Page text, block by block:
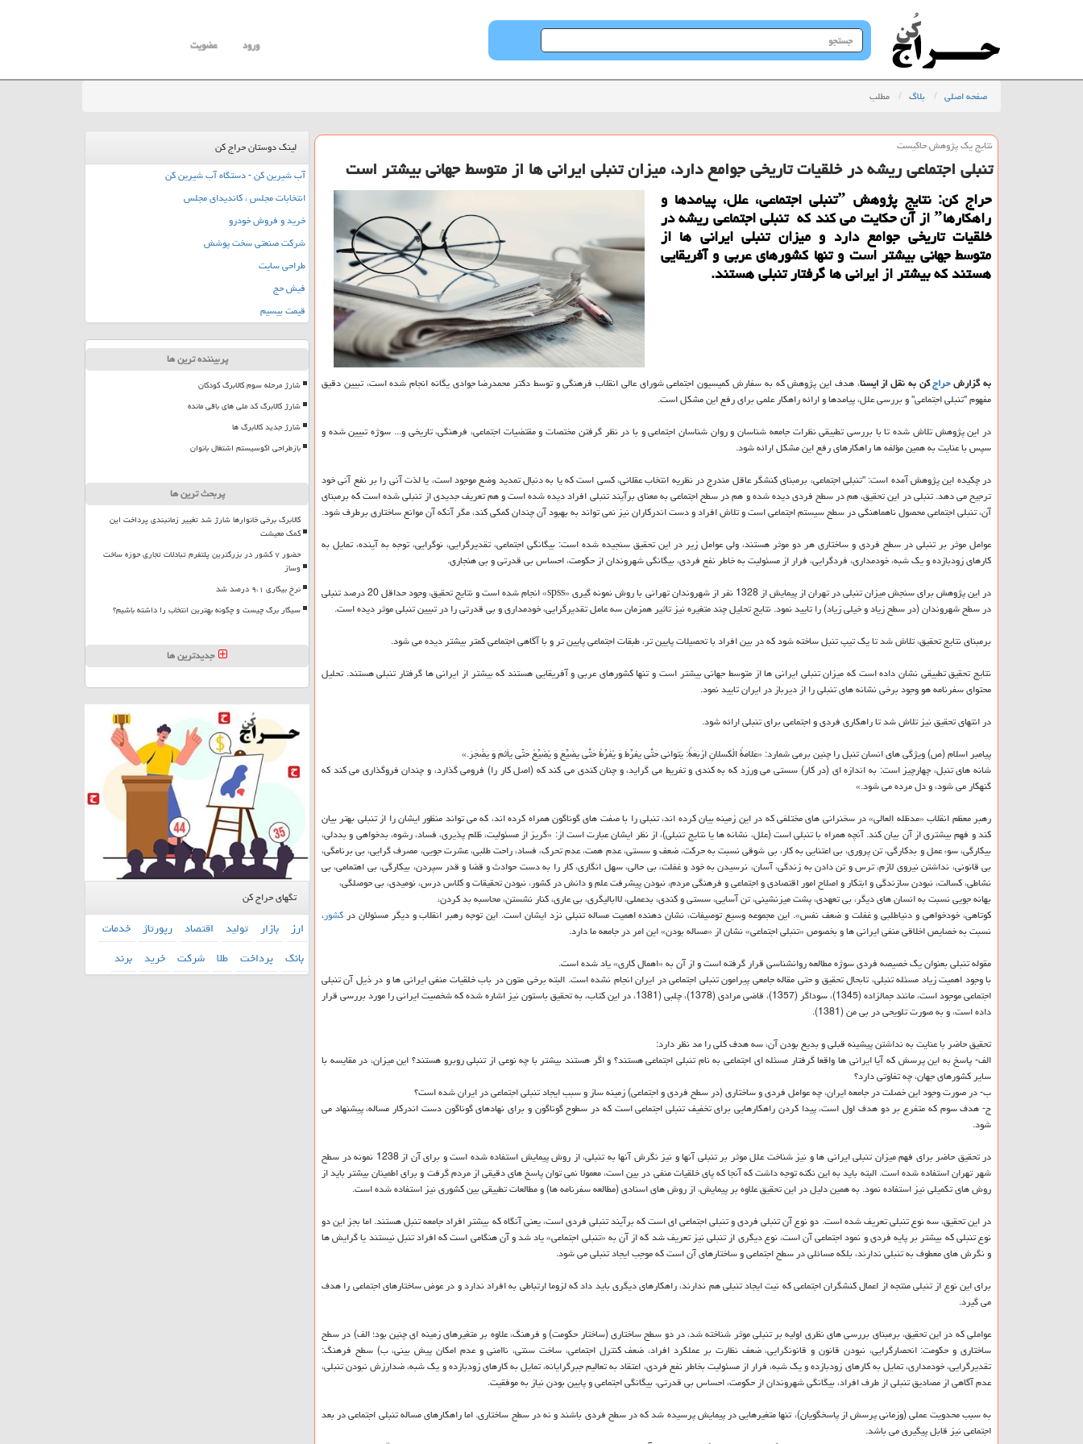
جستجو
در
ورود عضویت
صفحه اصلی بلاگ مطلب
نتایج یك پژوهش حاكیست
تنبلی اجتماعی ریشه در خلقیات تاریخی جوامع دارد، میزان تنبلی ایرانی ها از متوسط جهانی بیشتر است
حراج كن: نتایج پژوهش ˮتنبلی اجتماعی، علل، پیامدها و
راهكارهاˮ از آن حكایت می كند كه تنبلی اجتماعی ریشه در
خلقیات تاریخی جوامع دارد و میزان تنبلی ایرانی ها از
متوسط جهانی بیشتر است و تنها كشورهای عربی و آفریقایی
هستند كه بیشتر از ایرانی ها گرفتار تنبلی هستند.
به گزارشحراجكن به نقل از ایسنا، هدف این پژوهش كه به سفارش كمیسیون اجتماعی شورای عالی انقلاب فرهنگی و توسط دكتر محمدرضا جوادی یگانه انجام شده است، تبیین دقیق
مفهوم "تنبلی اجتماعی" و بررسی علل، پیامدها و ارائه راهكار علمی برای رفع این مشكل است.
در این پژوهش تلاش شده تا با بررسی تطبیقی نظرات جامعه شناسان و روان شناسان اجتماعی و با در نظر گرفتن مختصات و مقتضیات اجتماعی، فرهنگی، تاریخی و... سوژه تبیین شده و
سپس با عنایت به همین مؤلفه ها راهكارهای رفع این مشكل ارائه شود.
در چكیده این پژوهش آمده است: "تنبلی اجتماعی، برمبنای كنشگر عاقل مندرج در نظریه انتخاب عقلانی، كسی است كه یا به دنبال تمدید وضع موجود است، یا لذت آنی را بر نفع آنی خود
ترجیح می دهد. تنبلی در این تحقیق، هم در سطح فردی دیده شده و هم در سطح اجتماعی به معنای برآیند تنبلی افراد دیده شده است و هم تعریف جدیدی از تنبلی شده است كه برمبنای
آن، تنبلی اجتماعی محصول ناهماهنگی در سطح سیستم اجتماعی است و تلاش افراد و دست اندركاران نیز نمی تواند به بهبود آن چندان كمكی كند، مگر آنكه آن موانع ساختاری برطرف شود.
عوامل موثر بر تنبلی در سطح فردی و ساختاری هر دو موثر هستند، ولی عوامل زیر در این تحقیق سنجیده شده است: بیگانگی اجتماعی، تقدیرگرایی، نوگرایی، توجه به آینده، تمایل به
كارهای زودبازده و یك شبه، خودمداری، فردگرایی، فرار از مسئولیت به خاطر نفع فردی، بیگانگی شهروندان از حكومت، احساس بی قدرتی و بی هنجاری.
در این پژوهش برای سنجش میزان تنبلی در تهران از پیمایش از 1328 نفر از شهروندان تهرانی با روش نمونه گیری «spss» انجام شده است و نتایج تحقیق، وجود حداقل 20 درصد تنبلی
در سطح شهروندان (در سطح زیاد و خیلی زیاد) را تایید نمود. نتایج تحلیل چند متغیره نیز تاثیر همزمان سه عامل تقدیرگرایی، خودمداری و بی قدرتی را در تبیین تنبلی موثر دیده است.
برمبنای نتایج تحقیق، تلاش شد تا یك تیپ تنبل ساخته شود كه در بین افراد با تحصیلات پایین تر، طبقات اجتماعی پایین تر و با آگاهی اجتماعی كمتر بیشتر دیده می شود.
نتایج تحقیق تطبیقی نشان داده است كه میزان تنبلی ایرانی ها از متوسط جهانی بیشتر است و تنها كشورهای عربی و آفریقایی هستند كه بیشتر از ایرانی ها گرفتار تنبلی هستند. تحلیل
محتوای سفرنامه هو وجود برخی نشانه های تنبلی را از دیرباز در ایران تایید نمود.
در انتهای تحقیق نیز تلاش شد تا راهكاری فردی و اجتماعی برای تنبلی ارائه شود.
پیامبر اسلام (ص) ویژگی‏ های انسان تنبل را چنین برمی ‏شمارد: «عَلامَةُ الْكَسلانِ اَرْبَعَةٌ: یَتَوانی حَتّی یُفرِّطَ وَ یُفَرِّطُ حَتّی یُضَیِّعَ وَ یُضَیِّعُ حَتّی یَأثمَ وَ یَضْجَرَ.»
شانه های تنبل، چهارچیز است: به اندازه ‏ای (در كار) سستی می‏ ورزد كه به كندی و تفریط می ‏گراید، و چنان كندی می كند كه (اصل كار را) فرومی‏ گذارد، و چندان فروگذاری می ‏كند كه
گنه‏كار می شود، و دل مرده می شود.»
رهبر معظم انقلاب «مدظله العالی» در سخنرانی های مختلفی كه در این زمینه بیان كرده اند، تنبلی را با صفت های گوناگون همراه كرده اند، كه می تواند منظور ایشان را از تنبلی بهتر بیان
كند و فهم بیشتری از آن بیان كند. آنچه همراه با تنبلی است (علل، نشانه ها یا نتایج تنبلی)، از نظر ایشان عبارت است از: «گریز از مسئولیت، ظلم پذیری، فساد، رشوه، بدخواهی و بددلی،
بیكارگی، سوء عمل و بدكارگی، تن پروری، بی اعتنایی به كار، بی شوقی نسبت به حركت، ضعف و سستی، عدم همت، عدم تحرك، فساد، راحت طلبی، عشرت جویی، مصرف گرایی، بی برنامگی،
بی قانونی، نداشتن نیروی لازم، ترس و تن دادن به زندگی، آسان، نرسیدن به خود و غفلت، بی حالی، سهل انگاری، كار را به دست حوادث و قضا و قدر سپردن، بیكارگی، بی اهتمامی، بی
نشاطی، كسالت، نبودن سازندگی و ابتكار و اصلاح امور اقتصادی و اجتماعی و فرهنگی مردم، نبودن پیشرفت علم و دانش در كشور، نبودن تحقیقات و كلاس درس، نومیدی، بی حوصلگی،
بهانه جویی نسبت به انسان های دیگر، بی تعهدی، پشت میزنشینی، تن آسایی، سستی و كندی، بدعملی، لاابالیگری، بی عاری، كنار نشستن، محاسبه بد كردن،
كوتاهی، خودخواهی و دنیاطلبی و غفلت و ضعف نفس». این مجموعه وسیع توصیفات، نشان دهنده اهمیت مساله تنبلی نزد ایشان است. این توجه رهبر انقلاب و دیگر مسئولان دركشور،
نسبت به خصایص اخلاقی منفی ایرانی ها و بخصوص «تنبلی اجتماعی» نشان از «مساله بودن» این امر در جامعه ما دارد.
مقوله تنبلی بعنوان یك خصیصه فردی سوژه مطالعه روانشناسی قرار گرفته است و از آن به «اهمال كاری» یاد شده است.
با وجود اهمیت زیاد مسئله تنبلی، تابحال تحقیق و حتی مقاله جامعی پیرامون تنبلی اجتماعی در ایران انجام نشده است. البته برخی متون در باب خلقیات منفی ایرانی ها و در ذیل آن تنبلی
اجتماعی موجود است، مانند جمالزاده (1345)، سوداگر (1357)، قاضی مرادی (1378)، چلبی (1381، در این كتاب، به تحقیق باستون نیز اشاره شده كه شخصیت ایرانی را مورد بررسی قرار
داده است، و به صورت تلویحی در بی من (1381).
تحقیق حاضر با عنایت به نداشتن پیشینه قبلی و بدیع بودن آن، سه هدف كلی را مد نظر دارد:
الف- پاسخ به این پرسش كه آیا ایرانی ها واقعا گرفتار مسئله ای اجتماعی به نام تنبلی اجتماعی هستند؟ و اگر هستند بیشتر با چه نوعی از تنبلی روبرو هستند؟ این میزان، در مقایسه با
سایر كشورهای جهان، چه تفاوتی دارد؟
ب- در صورت وجود این خصلت در جامعه ایران، چه عوامل فردی و ساختاری (در سطح فردی و اجتماعی) زمینه ساز و سبب ایجاد تنبلی اجتماعی در ایران شده است؟
ج- هدف سوم كه متفرع بر دو هدف اول است، پیدا كردن راهكارهایی برای تخفیف تنبلی اجتماعی است كه در سطوح گوناگون و برای نهادهای گوناگون دست اندركار مساله، پیشنهاد می
شود.
در تحقیق حاضر برای فهم میزان تنبلی ایرانی ها و نیز شناخت علل موثر بر تنبلی آنها و نیز نگرش آنها به تنبلی، از روش پیمایش استفاده شده است و برای آن از 1238 نمونه در سطح
شهر تهران استفاده شده است. البته باید به این نكته توجه داشت كه آنجا كه پای خلقیات منفی در بین است، معمولا نمی توان پاسخ های دقیقی از مردم گرفت و برای اطمینان بیشتر باید از
روش های تكمیلی نیز استفاده نمود. به همین دلیل در این تحقیق علاوه بر پیمایش، از روش های اسنادی (مطالعه سفرنامه ها) و مطالعات تطبیقی بین كشوری نیز استفاده شده است.
در این تحقیق، سه نوع تنبلی تعریف شده است. دو نوع آن تنبلی فردی و تنبلی اجتماعی ای است كه برآیند تنبلی فردی است، یعنی آنگاه كه بیشتر افراد جامعه تنبل هستند. اما بجز این دو
نوع تنبلی كه بیشتر بر پایه فردی و نمود اجتماعی آن است، نوع دیگری از تنبلی نیز تعریف شد كه از آن به «تنبلی اجتماعی» یاد شد و آن هنگامی است كه افراد تنبل نیستند یا گرایش ها
و نگرش های معطوف به تنبلی ندارند، بلكه مسائلی در سطح اجتماعی و ساختارهای آن است كه موجب ایجاد تنبلی می شود.
برای این نوع از تنبلی منتجه از اعمال كنشگران اجتماعی كه نیت ایجاد تنبلی هم ندارند، راهكارهای دیگری باید داد كه لزوما ارتباطی به افراد ندارد و در عوض ساختارهای اجتماعی را هدف
می گیرد.
عواملی كه در این تحقیق، برمبنای بررسی های نظری اولیه بر تنبلی موثر شناخته شد، در دو سطح ساختاری (ساختار حكومت) و فرهنگ، علاوه بر متغیرهای زمینه ای چنین بود؛ الف) در سطح
ساختاری و حكومت: انحصارگرایی، نبودن قانون و قانونگرایی، ضعف نظارت بر عملكرد افراد، ضعف كنترل اجتماعی، ساخت سنتی، ناامنی و عدم امكان پیش بینی، ب) سطح فرهنگ:
تقدیرگرایی، خودمداری، تمایل به كارهای زودبازده و یك شبه، فرار از مسئولیت بخاطر نفع فردی، اعتقاد به تعالیم جبرگرایانه، تمایل به كارهای زودبازده و یك شبه، ضدارزش نبودن تنبلی،
عدم آگاهی از مصادیق تنبلی از طرف افراد، بیگانگی شهروندان از حكومت، احساس بی قدرتی، بیگانگی اجتماعی و پایین بودن نیاز به موفقیت.
به سبب محدویت عملی (وزمانی پرسش از پاسخگویان)، تنها متغیرهایی در پیمایش پرسیده شد كه در سطح فردی باشند و نه در سطح ساختاری. اما راهكارهای مساله تنبلی اجتماعی در بعد
اجتماعی نیز قابل پیگیری می باشد.
لینک دوستان حراج کن
آب شیرین کن - دستگاه آب شیرین کن
انتخابات مجلس ، کاندیدای مجلس
خرید و فروش خودرو
شرکت صنعتی سخت پوشش
طراحی سایت
فیش حج
قیمت بیسیم
پربیننده ترین ها
شارژ مرحله سوم کالابرگ کودکان
شارژ کالابرگ کد ملی های باقی مانده
شارژ جدید کالابرگ ها
بازطراحی اکوسیستم اشتغال بانوان
پربحث ترین ها
کالابرگ برخی خانوارها شارژ شد تغییر زمانبندی پرداخت این
کمک معیشت
حضور ۷ کشور در بزرگترین پلتفرم تبادلات تجاری حوزه ساخت
وساز
نرخ بیکاری ۹،۱ درصد شد
سیگار برگ چیست و چگونه بهترین انتخاب را داشته باشیم؟
جدیدترین ها
تگهای حراج کن
ارز بازار تولید اقتصاد رپورتاژ خدمات
بانك پرداخت طلا شركت خرید برند